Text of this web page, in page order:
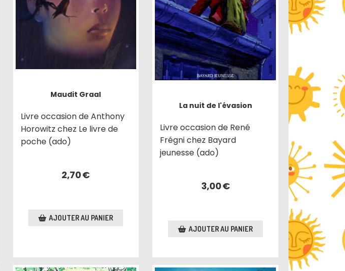
Maudit Graal
Livre occasion de Anthony
Horowitz chez Le livre de
poche (ado)
2,70€
AJOUTER AU PANIER
La nuit de l'évasion
Livre occasion de René
Frégni chez Bayard
jeunesse (ado)
3,00€
AJOUTER AU PANIER